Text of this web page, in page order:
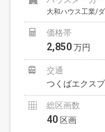
大和ハウス工業/
価格帯
2,850 万円
交通
つくばエクス
総区画数
40 区画